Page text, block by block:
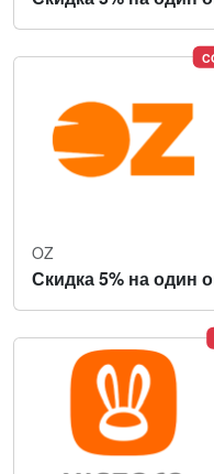
OZ
Скидка 5% на один